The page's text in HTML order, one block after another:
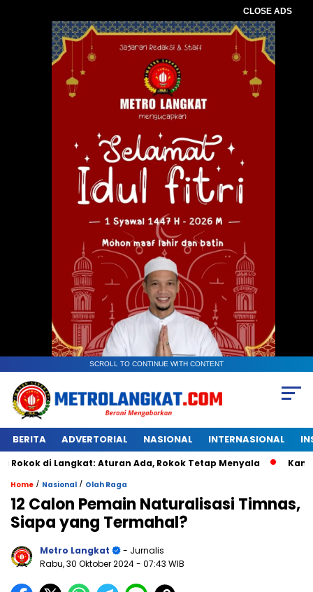
CLOSE ADS
SCROLL TO CONTINUE WITH CONTENT
BERITA ADVERTORIAL NASIONAL INTERNASIONAL
Langkat: Aturan Ada, Rokok Tetap Menyala Kantongan
Home / Nasional / Olah Raga
12 Calon Pemain Naturalisasi Timnas,
Siapa yang Termahal?
Metro Langkat
- Jurnalis
Rabu, 30 Oktober 2024- 07:43 WIB